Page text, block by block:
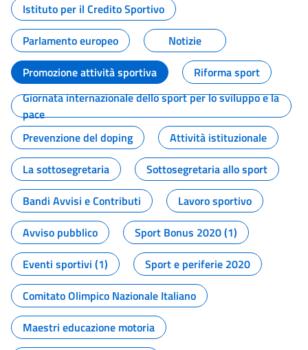
Istituto per il Credito Sportivo
Parlamento europeo
Notizie
Promozione attività sportiva
Riforma sport
Giornata internazionale dello sport per lo sviluppo e la
pace
Prevenzione del doping
Attività istituzionale
La sottosegretaria
Sottosegretaria allo sport
Bandi Avvisi e Contributi
Lavoro sportivo
Avviso pubblico
Sport Bonus 2020 (1)
Eventi sportivi (1)
Sport e periferie 2020
Comitato Olimpico Nazionale Italiano
Maestri educazione motoria